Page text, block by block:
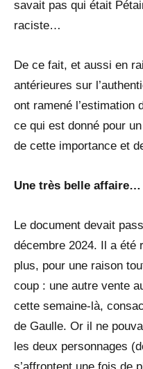
savait pas qui était
raciste…
De ce fait, et aussi en
antérieures sur
ont ramené l’estimation
ce qui est donné pour
de cette importance et
Une très belle affaire…
Le document devait
décembre 2024. Il a été
plus, pour une raison
coup : une autre vente
cette semaine-là,
de Gaulle. Or il ne
les deux personnages